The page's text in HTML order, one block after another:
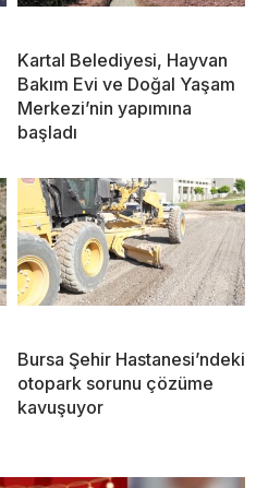
Kartal Belediyesi, Hayvan
Bakım Evi ve Doğal Yaşam
Merkezi’nin yapımına
başladı
Bursa Şehir Hastanesi’ndeki
otopark sorunu çözüme
kavuşuyor